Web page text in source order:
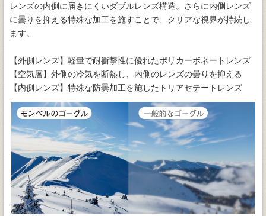
レンズの内側に届きにくいダブルレンズ構造。さらに内側レンズ
に曇りを抑える特殊な加工を施すことで、クリアな視界が持続し
ます。
【外側レンズ】軽量で耐衝撃性に優れたポリカーボネートレンズ
【空気層】外側の冷気を断熱し、内側のレンズの曇りを抑える
【内側レンズ】特殊な防曇加工を施したトリアセテートレンズ